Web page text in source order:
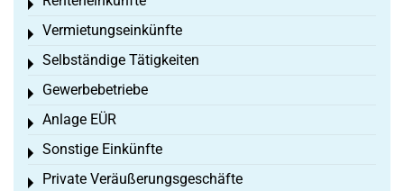
Toggle menu
Vermietungseinkünfte
Toggle menu
Selbständige Tätigkeiten
Toggle menu
Gewerbebetriebe
Toggle menu
Anlage EÜR
Toggle menu
Sonstige Einkünfte
Toggle menu
Private Veräußerungsgeschäfte
Toggle menu